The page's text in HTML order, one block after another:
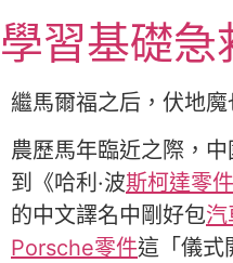
至
主
要
內
容
學習基礎急
繼馬爾福之后，伏地魔
農歷馬年臨近之際，
到《哈利·波斯柯達零件
的中文譯名中剛好包
Porsche零件這「儀式